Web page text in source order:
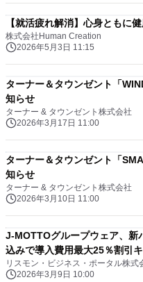
【就活疲れ解消】心身ともに
株式会社Human Creation
2026年5月3日 11:15
ターナー＆タウンゼント「
知らせ
ターナー & タウンゼント株式会社
2026年3月17日 11:00
ターナー＆タウンゼント「
知らせ
ターナー & タウンゼント株式会社
2026年3月10日 11:00
J-MOTTOグループウェア、新
込みで導入費用最大25％割引
リスモン・ビジネス・ポータル株式
2026年3月9日 10:00